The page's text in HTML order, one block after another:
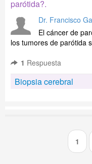
parótida?.
Dr. Francisco
El cáncer de
los tumores de parótida
1 Respuesta
Biopsia cerebral
1